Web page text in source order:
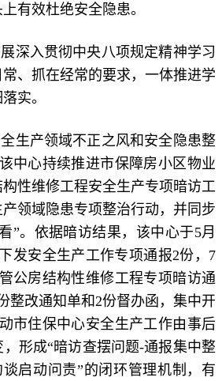
有效杜绝安全隐患。
深入贯彻中央八项规定精神学习
、抓在经常的要求，一体推进学
实。
生产领域不正之风和安全隐患整
中心持续推进市保障房小区物业
性维修工程安全生产专项暗访工
领域隐患专项整治行动，并同步
”。依据暗访结果，该中心于5月
发安全生产工作专项通报2份，7
公房结构性维修工程专项暗访通
整改通知单和2份督办函，集中开
市住保中心安全生产工作由事后
形成“暗访查摆问题-通报集中整
启动问责”的闭环管理机制，有